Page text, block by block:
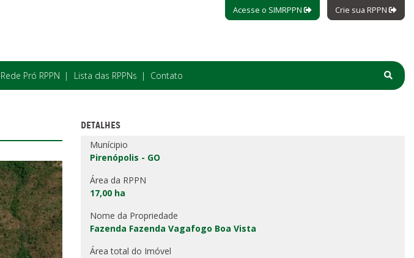
Acesse o SIMRPPN Crie sua RPPN
Rede Pró RPPN Lista das RPPNs Contato
DETALHES
Munícipio
Pirenópolis - GO
Área da RPPN
17,00 ha
Nome da Propriedade
Fazenda Fazenda Vagafogo Boa Vista
Área total do Imóvel